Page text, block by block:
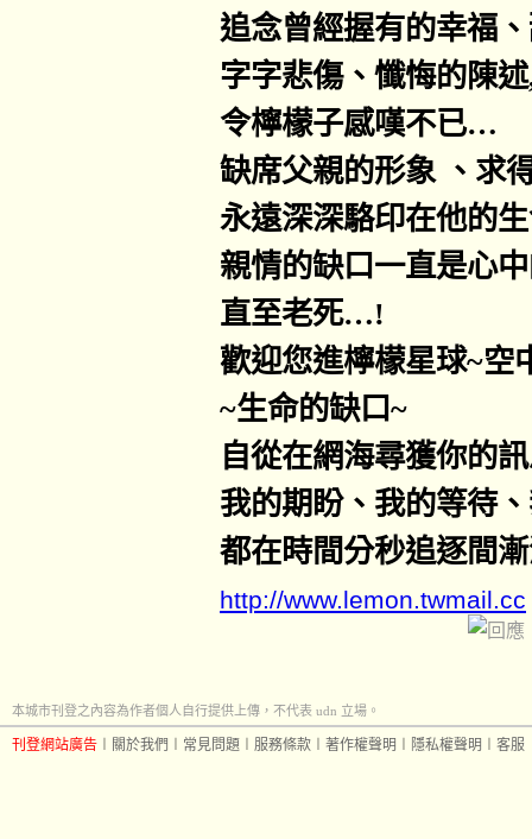
追念曾經握有的幸福
字字悲傷、懺悔的陳述
令檸檬子感嘆不已…
缺席父親的形象 、求
永遠深深駱印在他的
親情的缺口一直是心
直至老死…!
歡迎您進檸檬星球~空
~生命的缺口~
自從在網海尋獲你的
我的期盼、我的等待
都在時間分秒追逐間
http://www.lemon.twmail.cc
本城市刊登之內容為作者個人自行提供上傳，不代表 udn 立場。
刊登網站廣告 關於我們 常見問題 服務條款 著作權聲明 隱私權聲明 客服